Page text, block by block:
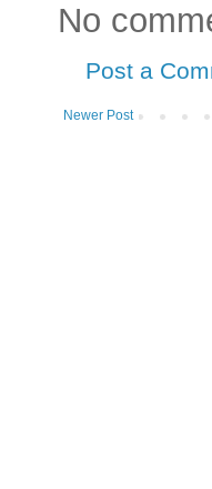
No
Post a
Newer Post